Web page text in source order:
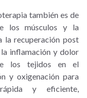
también es de
los músculos y la
la recuperación post
inflamación y dolor
los tejidos en el
y oxigenación para
y eficiente,